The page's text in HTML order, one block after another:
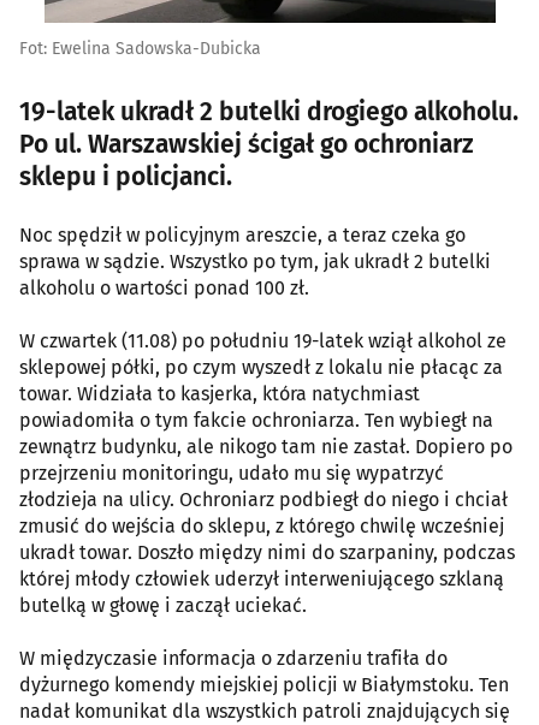
Fot: Ewelina Sadowska-Dubicka
19-latek ukradł 2 butelki drogiego alkoholu.
Po ul. Warszawskiej ścigał go ochroniarz
sklepu i policjanci.
Noc spędził w policyjnym areszcie, a teraz czeka go
sprawa w sądzie. Wszystko po tym, jak ukradł 2 butelki
alkoholu o wartości ponad 100 zł.
W czwartek (11.08) po południu 19-latek wziął alkohol ze
sklepowej półki, po czym wyszedł z lokalu nie płacąc za
towar. Widziała to kasjerka, która natychmiast
powiadomiła o tym fakcie ochroniarza. Ten wybiegł na
zewnątrz budynku, ale nikogo tam nie zastał. Dopiero po
przejrzeniu monitoringu, udało mu się wypatrzyć
złodzieja na ulicy. Ochroniarz podbiegł do niego i chciał
zmusić do wejścia do sklepu, z którego chwilę wcześniej
ukradł towar. Doszło między nimi do szarpaniny, podczas
której młody człowiek uderzył interweniującego szklaną
butelką w głowę i zaczął uciekać.
W międzyczasie informacja o zdarzeniu trafiła do
dyżurnego komendy miejskiej policji w Białymstoku. Ten
nadał komunikat dla wszystkich patroli znajdujących się